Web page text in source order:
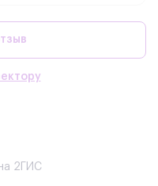
2ГИС